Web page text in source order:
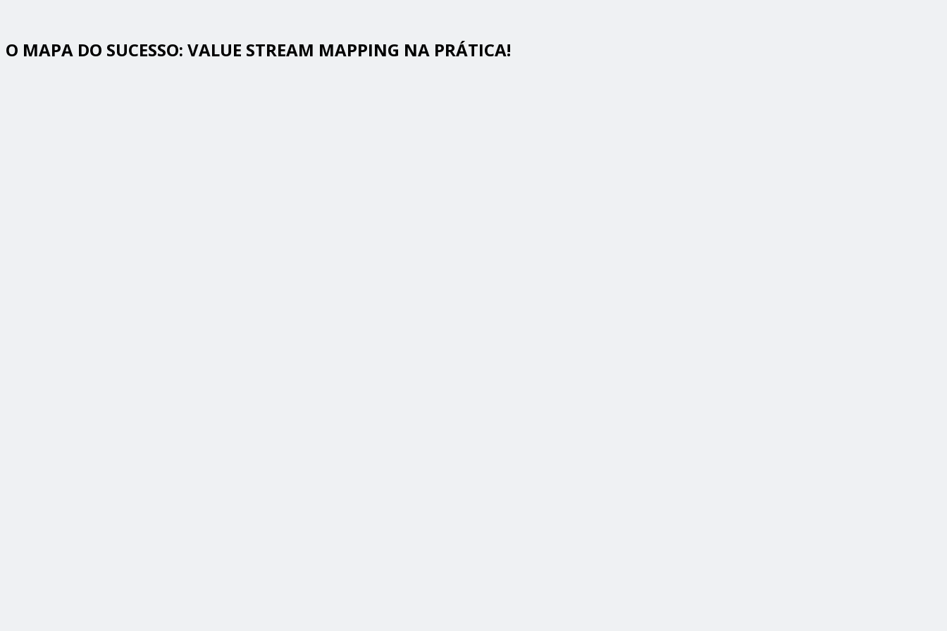
O MAPA DO SUCESSO: VALUE STREAM MAPPING NA PRÁTICA!